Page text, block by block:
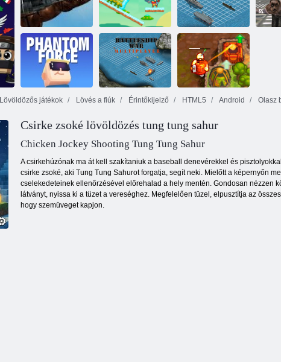
Trendcsalád:
Merge Arena
Brainrot Blue
Vs Red
Zombies nem
ugrik
Mexikó Rex
Cowboys vs
marslakók
Csatahajó -
háború
Kogama
Phantom Force
háború
multiplayer
Átkozott kincs 2
Lövöldözős játékok Lövés a fiúk Érintőkijelző HTML5 Android Olasz
Csirke zsoké lövöldözés tung tung sahur
Chicken Jockey Shooting Tung Tung Sahur
A csirkehúzónak ma át kell szakítaniuk a baseball denevérekkel és
csirke zsoké, aki Tung Tung Sahurot forgatja, segít neki. Mielőtt a képernyőn
cselekedeteinek ellenőrzésével előrehalad a hely mentén. Gondosan nézzen
látványt, nyissa ki a tüzet a vereséghez. Megfelelően tüzel, elpusztítja az
hogy szemüveget kapjon.